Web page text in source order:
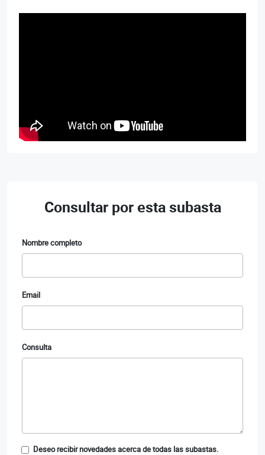
Consultar por esta subasta
Nombre completo
Email
Consulta
Deseo recibir novedades acerca de todas las subastas.